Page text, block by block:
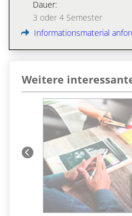
Dauer:
3 oder 4 Semester
Informationsmaterial
Weitere